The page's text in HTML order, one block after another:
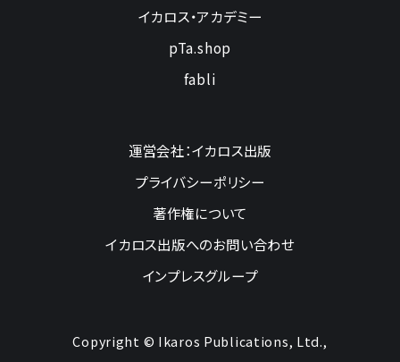
イカロス・アカデミー
pTa.shop
fabli
運営会社：イカロス出版
プライバシーポリシー
著作権について
イカロス出版へのお問い合わせ
インプレスグループ
Copyright © Ikaros Publications, Ltd.,